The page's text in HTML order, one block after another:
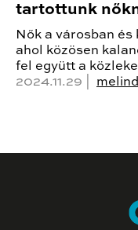
tartottunk
Nők a városban
ahol közösen
fel együtt a
2024.11.29 |